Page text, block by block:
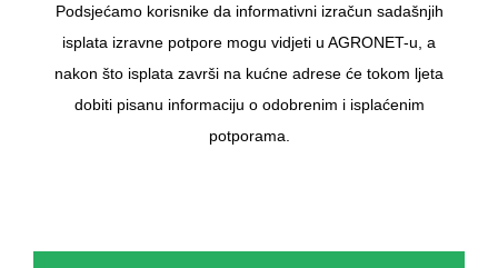
Podsjećamo korisnike da informativni izračun sadašnjih
isplata izravne potpore mogu vidjeti u AGRONET-u, a
nakon što isplata završi na kućne adrese će tokom ljeta
dobiti pisanu informaciju o odobrenim i isplaćenim
potporama.